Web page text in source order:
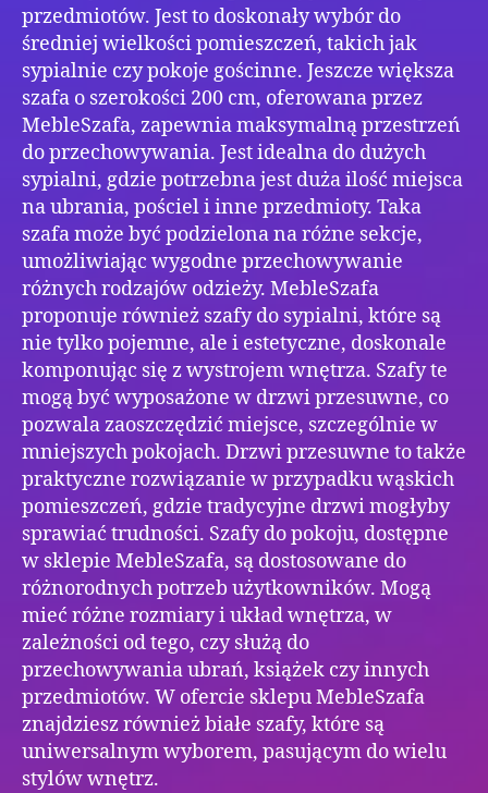
przedmiotów. Jest to doskonały wybór do
średniej wielkości pomieszczeń, takich jak
sypialnie czy pokoje gościnne. Jeszcze większa
szafa o szerokości 200 cm, oferowana przez
MebleSzafa, zapewnia maksymalną przestrzeń
do przechowywania. Jest idealna do dużych
sypialni, gdzie potrzebna jest duża ilość miejsca
na ubrania, pościel i inne przedmioty. Taka
szafa może być podzielona na różne sekcje,
umożliwiając wygodne przechowywanie
różnych rodzajów odzieży. MebleSzafa
proponuje również szafy do sypialni, które są
nie tylko pojemne, ale i estetyczne, doskonale
komponując się z wystrojem wnętrza. Szafy te
mogą być wyposażone w drzwi przesuwne, co
pozwala zaoszczędzić miejsce, szczególnie w
mniejszych pokojach. Drzwi przesuwne to także
praktyczne rozwiązanie w przypadku wąskich
pomieszczeń, gdzie tradycyjne drzwi mogłyby
sprawiać trudności. Szafy do pokoju, dostępne
w sklepie MebleSzafa, są dostosowane do
różnorodnych potrzeb użytkowników. Mogą
mieć różne rozmiary i układ wnętrza, w
zależności od tego, czy służą do
przechowywania ubrań, książek czy innych
przedmiotów. W ofercie sklepu MebleSzafa
znajdziesz również białe szafy, które są
uniwersalnym wyborem, pasującym do wielu
stylów wnętrz.